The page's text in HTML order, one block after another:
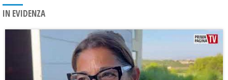
IN EVIDENZA